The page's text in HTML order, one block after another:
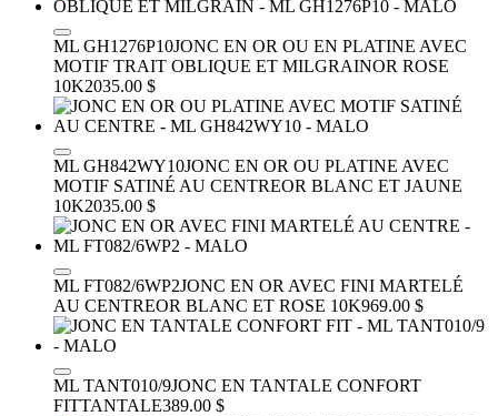
ML GH1276P10JONC EN OR OU EN PLATINE AVEC
MOTIF TRAIT OBLIQUE ET MILGRAINOR ROSE
10K2035.00 $
ML GH842WY10JONC EN OR OU PLATINE AVEC
MOTIF SATINÉ AU CENTREOR BLANC ET JAUNE
10K2035.00 $
ML FT082/6WP2JONC EN OR AVEC FINI MARTELÉ
AU CENTREOR BLANC ET ROSE 10K969.00 $
ML TANT010/9JONC EN TANTALE CONFORT
FITTANTALE389.00 $